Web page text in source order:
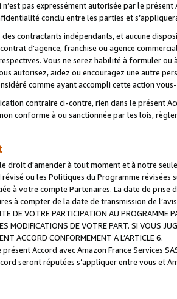
pas expressément autorisée par le
conclu entre les parties et
des contractants indépendants, et aucune
d'agence, franchise ou agence
Vous ne serez habilité à formuler
autorisez, aidez ou encouragez une autre
comme ayant accompli cette action
contraire ci-contre, rien dans le présent
conforme à ou sanctionnée par les lois,
droit d'amender à tout moment et à notre
ou les Politiques du Programme
à votre compte Partenaires. La date de
à compter de la date de transmission de
DE VOTRE PARTICIPATION AU PROGRAMME
MODIFICATIONS DE VOTRE PART. SI VOUS
ACCORD CONFORMEMENT A L’ARTICLE 6.
Accord avec Amazon France Services
seront réputées s’appliquer entre vous et